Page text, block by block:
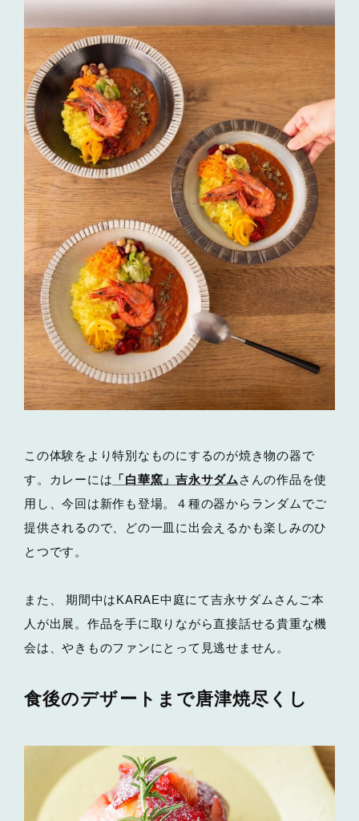
この体験をより特別なものにするのが焼き物の器で
す。カレーには 「白華窯」吉永サダム さんの作品を使
用し、今回は新作も登場。４種の器からランダムでご
提供されるので、どの一皿に出会えるかも楽しみのひ
とつです。
また、 期間中はKARAE中庭にて吉永サダムさんご本
人が出展。作品を手に取りながら直接話せる貴重な機
会は、やきものファンにとって見逃せません。
食後のデザートまで唐津焼尽くし